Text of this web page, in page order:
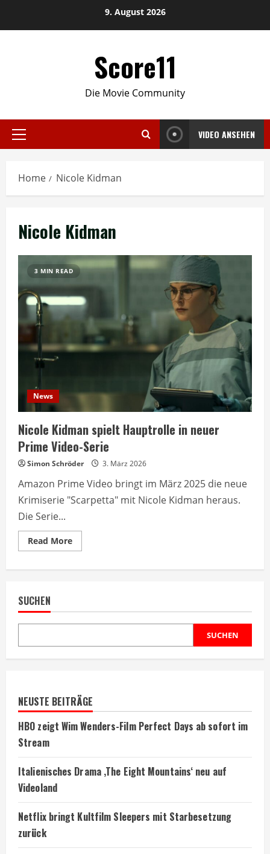
9. August 2026
Score11
Die Movie Community
Primary
VIDEO ANSEHEN
Home Nicole Kidman
Nicole Kidman
3 MIN READ
News
Nicole Kidman spielt Hauptrolle in neuer
Prime Video-Serie
Simon Schröder 3. März 2026
Amazon Prime Video bringt im März 2025 die neue
Krimiserie "Scarpetta" mit Nicole Kidman heraus.
Die Serie...
Read MoreRead
more
Prime
Video-
SUCHEN
SUCHEN
NEUSTE BEITRÄGE
HBO zeigt Wim Wenders-Film Perfect Days ab sofort im
Stream
Italienisches Drama ‚The Eight Mountains‘ neu auf
Videoland
Netflix bringt Kultfilm Sleepers mit Starbesetzung
zurück